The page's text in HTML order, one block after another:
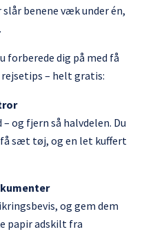
benene væk under én,
forberede dig på med få
rejsetips – helt gratis:
og fjern så halvdelen. Du
sæt tøj, og en let kuffert
og gem dem
papir adskilt fra